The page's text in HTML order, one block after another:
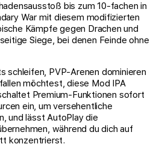
bis zum 10-fachen in
War mit diesem modifizierten
Kämpfe gegen Drachen und
Siege, bei denen Feinde ohne
schleifen, PVP-Arenen dominieren
möchtest, diese Mod IPA
Premium-Funktionen sofort
ein, um versehentliche
und lässt AutoPlay die
während du dich auf
konzentrierst.